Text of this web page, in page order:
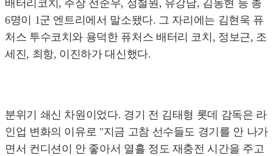
배터리코치, 주장 전준우, 정철원, 유강남, 김동현 등 총
6명이 1군 엔트리에서 말소됐다. 그 자리에는 김현욱 퓨
처스 투수코치와 용덕한 퓨처스 배터리 코치, 정보근, 조
세진, 최항, 이진하가 대신했다.
분위기 쇄신 차원이었다. 경기 전 김태형 롯데 감독은 라
인업 변화의 이유로 "지금 고참 선수들도 경기를 안 나가
면서 컨디션이 안 좋아서 열흘 정도 재충전 시간을 주고